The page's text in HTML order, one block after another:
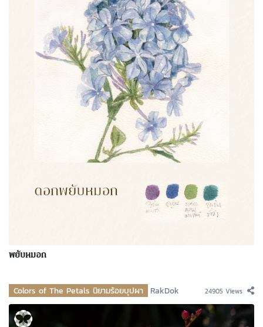
พยับหมอก
Colors of The Petals นิยามร้อยบุปผา RakDok 24905 Views